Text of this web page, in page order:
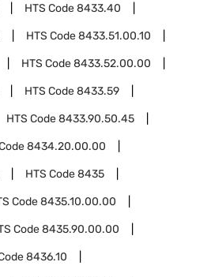
HTS Code8433.40
HTS Code8433.51.00.10
HTS Code8433.52.00.00
HTS Code8433.59
HTS Code8433.90.50.45
8434.20.00.00
HTS Code8435
Code8435.10.00.00
Code8435.90.00.00
8436.10